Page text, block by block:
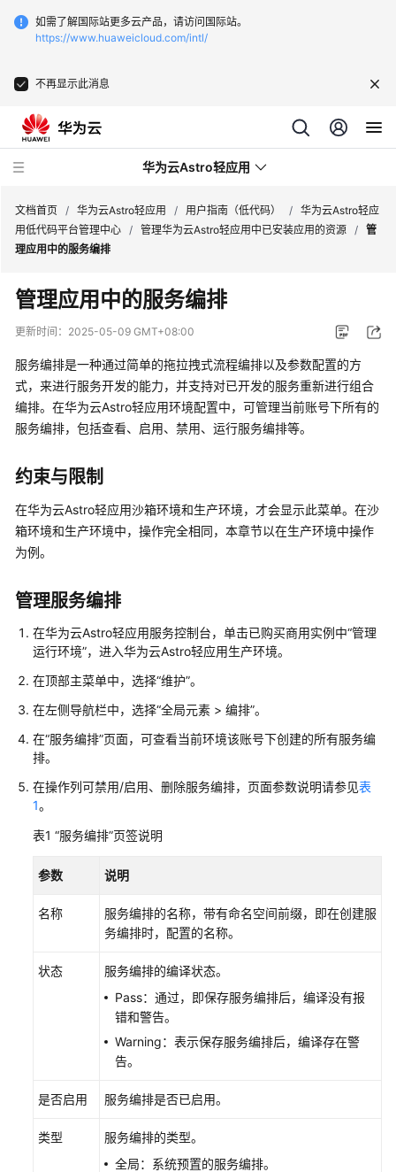
如需了解国际站更多云产品，请访问国际站。
https://www.huaweicloud.com/intl/
不再显示此消息
华为云Astro轻应用
动
态
产
品
介
绍
计
费
说
明
快
入
用
户
指
南
（低
代
码）
为
Astro
应
代
过
文档首页 / 华为云Astro轻应用 / 用户指南（低代码） / 华为云Astro轻应
用低代码平台管理中心 / 管理华为云Astro轻应用中已安装应用的资源 / 管
理应用中的服务编排
管理应用中的服务编排
更新时间： 2025-05-09 GMT+08:00
服务编排是一种通过简单的拖拉拽式流程编排以及参数配置的方
式，来进行服务开发的能力，并支持对已开发的服务重新进行组合
编排。在华为云Astro轻应用环境配置中，可管理当前账号下所有的
服务编排，包括查看、启用、禁用、运行服务编排等。
约束与限制
在华为云Astro轻应用沙箱环境和生产环境，才会显示此菜单。在沙
箱环境和生产环境中，操作完全相同，本章节以在生产环境中操作
为例。
管理服务编排
在华为云Astro轻应用服务控制台，单击已购买商用实例中“管理
运行环境”，进入华为云Astro轻应用生产环境。
在顶部主菜单中，选择“维护”。
在左侧导航栏中，选择“全局元素 > 编排”。
在“服务编排”页面，可查看当前环境该账号下创建的所有服务编
排。
在操作列可禁用/启用、删除服务编排，页面参数说明请参见表
1。
表1 “服务编排”页签说明
参数 说明
名称
服务编排的名称，带有命名空间前缀，即在创建服
务编排时，配置的名称。
状态
服务编排的编译状态。
Pass：通过，即保存服务编排后，编译没有报
错和警告。
Warning：表示保存服务编排后，编译存在警
告。
是否启用 服务编排是否已启用。
类型
服务编排的类型。
全局：系统预置的服务编排。